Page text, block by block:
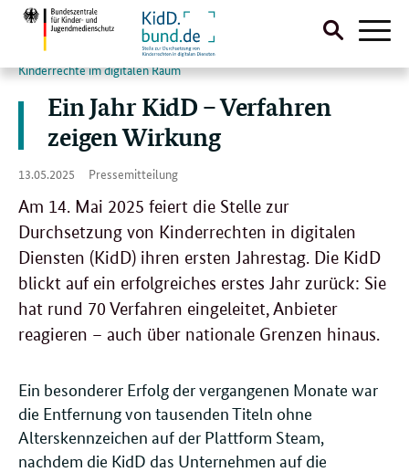
Direktlink:
Suche
Pressemitteilungen
Kinderrechte im digitalen Raum
Ein Jahr KidD – Verfahren
zeigen Wirkung
13.05.2025
13.
2025
Pressemitteilung
Am 14. Mai 2025 feiert die Stelle zur
Durchsetzung von Kinderrechten in digitalen
Diensten (KidD) ihren ersten Jahrestag. Die KidD
blickt auf ein erfolgreiches erstes Jahr zurück: Sie
hat rund 70 Verfahren eingeleitet, Anbieter
reagieren – auch über nationale Grenzen hinaus.
Ein besonderer Erfolg der vergangenen Monate war
die Entfernung von tausenden Titeln ohne
Alterskennzeichen auf der Plattform Steam,
nachdem die KidD das Unternehmen auf die